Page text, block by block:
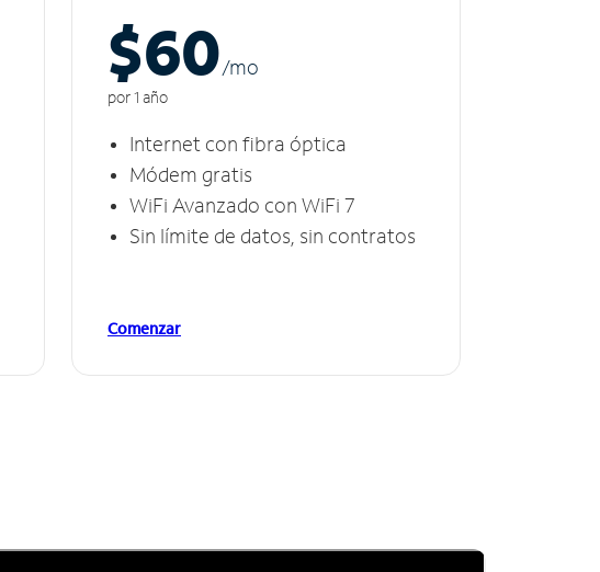
$60/mo
por 1 año
Internet con fibra óptica
Módem gratis
WiFi Avanzado con WiFi 7
Sin límite de datos, sin contratos
Comenzar